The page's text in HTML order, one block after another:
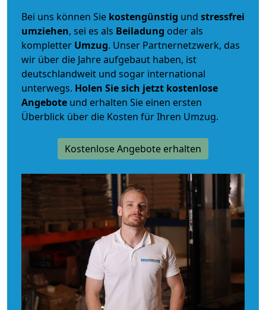
Bei uns können Sie kostengünstig und stressfrei
umziehen, sei es als Beiladung oder als
kompletter Umzug. Unser Partnernetzwerk, das
wir über die Jahre aufgebaut haben, ist
deutschlandweit und sogar international
unterwegs. Holen Sie sich jetzt kostenlose
Angebote und erhalten Sie einen ersten
Überblick über die Kosten für Ihren Umzug.
Kostenlose Angebote erhalten